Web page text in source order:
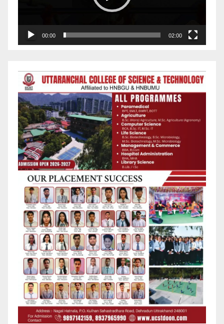
00:00 02:00